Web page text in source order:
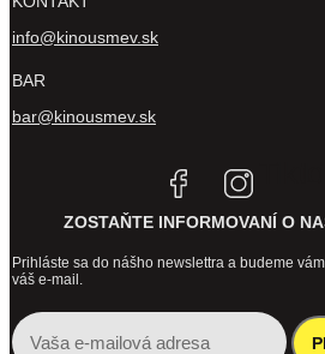
info@kinousmev.sk
BAR
bar@kinousmev.sk
ZOSTAŇTE INFORMOVANÍ O
Prihláste sa do nášho newslettra a budeme
váš e-mail.